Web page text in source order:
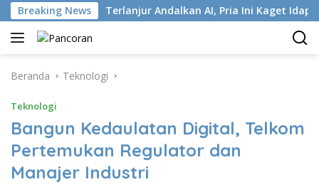
Langsung
ke
konten
Breaking NewsTerlanjur Andalkan AI, Pria Ini Kaget Idap Kanker
Beranda Teknologi
Teknologi
Bangun Kedaulatan Digital, Telkom
Pertemukan Regulator dan
Manajer Industri